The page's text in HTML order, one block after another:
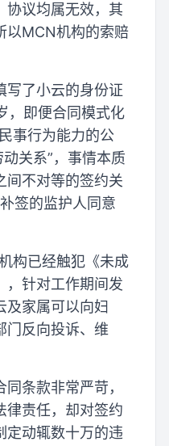
协议均属无效，其
以MCN机构的索赔
写了小云的身份证
，即便合同模式化
事行为能力的公
关系”，事情本质
间不对等的签约关
签的监护人同意
构已经触犯《未成
，针对工作期间发
及家属可以向妇
门反向投诉、维
条款非常严苛，
律责任，却对签约
定动辄数十万的违